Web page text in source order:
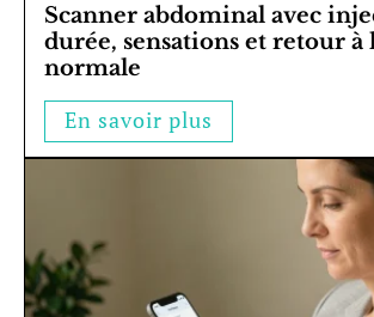
Scanner abdominal avec
durée, sensations et retour à
normale
En savoir plus